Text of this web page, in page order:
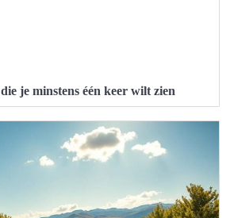
je minstens één keer wilt zien